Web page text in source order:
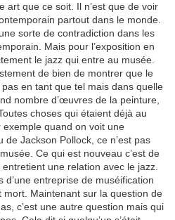
art que ce soit. Il n’est que de voir
partout dans le monde.
sorte de contradiction dans les
Mais pour l’exposition en
le jazz qui entre au musée.
de bien de montrer que le
en tant que tel mais dans quelle
nombre d’œuvres de la peinture,
choses qui étaient déjà au
quand on voit une
Jackson Pollock, ce n’est pas
Ce qui est nouveau c’est de
une relation avec le jazz.
d’une entreprise de muséification
Maintenant sur la question de
c’est une autre question mais qui